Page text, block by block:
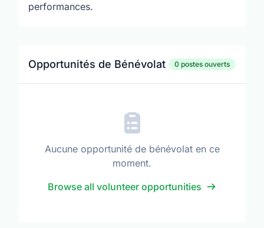
performances.
Opportunités de Bénévolat 0 postes ouverts
Aucune opportunité de bénévolat en ce
moment.
Browse all volunteer opportunities